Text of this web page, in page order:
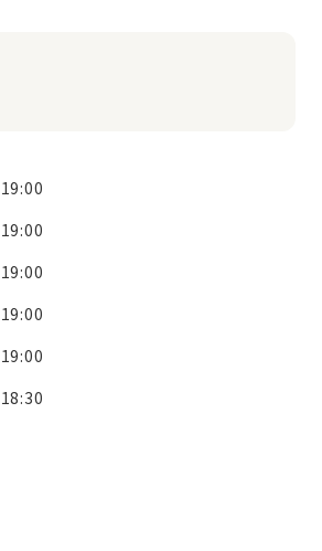
19:00
19:00
19:00
19:00
19:00
18:30